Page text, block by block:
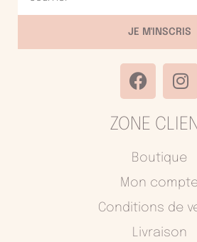
ZONE
Boutique
Mon
Conditions de
Livraison
JE M'INSCRIS
F
a
e
o
o
I
n
t
g
r
a
m